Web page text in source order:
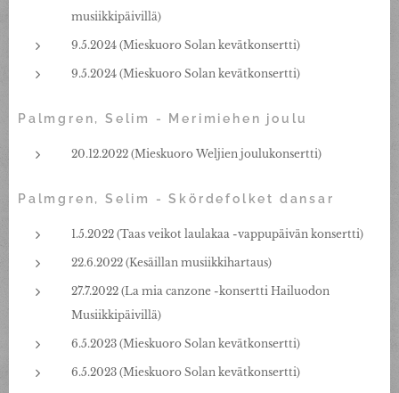
musiikkipäivillä)
9.5.2024 (Mieskuoro Solan kevätkonsertti)
9.5.2024 (Mieskuoro Solan kevätkonsertti)
Palmgren, Selim - Merimiehen joulu
20.12.2022 (Mieskuoro Weljien joulukonsertti)
Palmgren, Selim - Skördefolket dansar
1.5.2022 (Taas veikot laulakaa -vappupäivän konsertti)
22.6.2022 (Kesäillan musiikkihartaus)
27.7.2022 (La mia canzone -konsertti Hailuodon
Musiikkipäivillä)
6.5.2023 (Mieskuoro Solan kevätkonsertti)
6.5.2023 (Mieskuoro Solan kevätkonsertti)